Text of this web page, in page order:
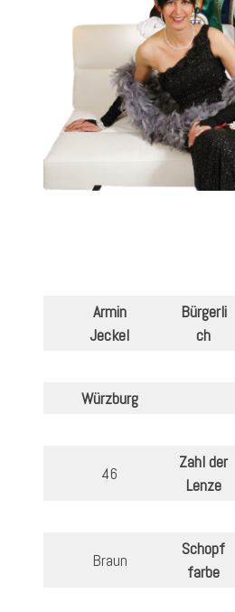
Armin
Jeckel
Bürgerli
ch
Würzburg
46
Zahl der
Lenze
Braun
Schopf
farbe